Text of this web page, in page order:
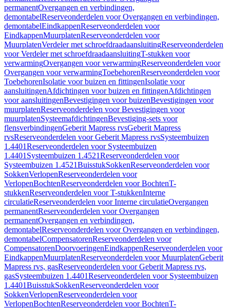
permanentOvergangen en verbindingen,
demontabelReserveonderdelen voor Overgangen en verbindingen,
demontabelEindkappenReserveonderdelen voor
EindkappenMuurplatenReserveonderdelen voor
MuurplatenVerdeler met schroefdraadaansluitingReserveonderdelen
voor Verdeler met schroefdraadaansluitingT-stukken voor
verwarmingOvergangen voor verwarmingReserveonderdelen voor
Overgangen voor verwarmingToebehorenReserveonderdelen voor
ToebehorenIsolatie voor buizen en fittingenIsolatie voor
aansluitingenAfdichtingen voor buizen en fittingenAfdichtingen
voor aansluitingenBevestigingen voor buizenBevestigingen voor
muurplatenReserveonderdelen voor Bevestigingen voor
muurplatenSysteemafdichtingenBevestiging-sets voor
flensverbindingenGeberit Mapress rvsGeberit Mapress
rvsReserveonderdelen voor Geberit Mapress rvsSysteembuizen
1.4401Reserveonderdelen voor Systeembuizen
1.4401 Systeembuizen 1.4521Reserveonderdelen voor
Systeembuizen 1.4521BuisstukSokkenReserveonderdelen voor
SokkenVerlopenReserveonderdelen voor
VerlopenBochtenReserveonderdelen voor BochtenT-
stukkenReserveonderdelen voor T-stukkenInterne
circulatieReserveonderdelen voor Interne circulatieOvergangen
permanentReserveonderdelen voor Overgangen
permanentOvergangen en verbindingen,
demontabelReserveonderdelen voor Overgangen en verbindingen,
demontabelCompensatorenReserveonderdelen voor
CompensatorenDoorvoeringenEindkappenReserveonderdelen voor
EindkappenMuurplatenReserveonderdelen voor MuurplatenGeberit
Mapress rvs, gasReserveonderdelen voor Geberit Mapress rvs,
gasSysteembuizen 1.4401Reserveonderdelen voor Systeembuizen
1.4401BuisstukSokkenReserveonderdelen voor
SokkenVerlopenReserveonderdelen voor
VerlopenBochtenReserveonderdelen voor BochtenT-